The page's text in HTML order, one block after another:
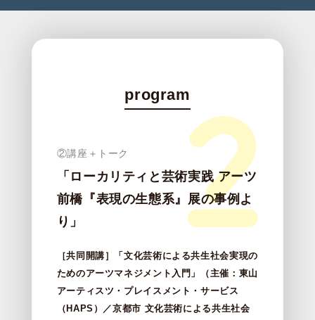
program
②講座＋トーク
「ローカリティと芸術実践 アーツ
前橋『表現の生態系』展の事例よ
り」
［共同開講］「文化芸術による共生社会実現の
ためのアーツマネジメント入門」（主催：東山
アーティスツ・プレイスメント・サービス
（HAPS）／京都市 文化芸術による共生社会